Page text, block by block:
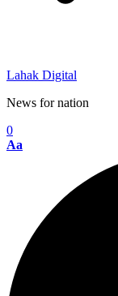
Lahak Digital
News for nation
0
Aa